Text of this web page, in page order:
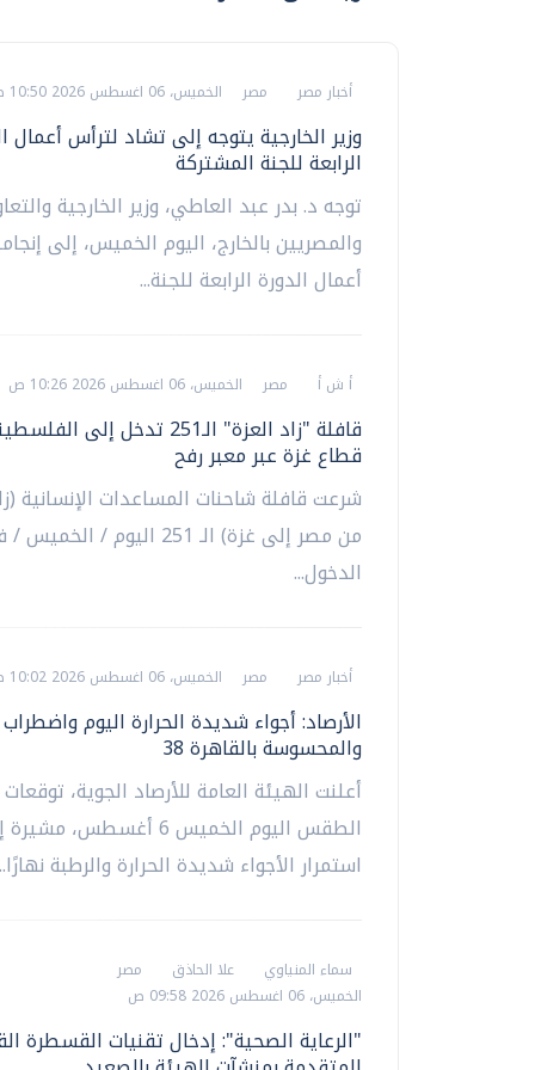
أخبار مصر مصر الخميس، 06 اغسطس 2026 10:50 ص
وزير الخارجية يتوجه إلى تشاد لترأس أعمال
الرابعة للجنة المشتركة
توجه د. بدر عبد العاطي، وزير الخارجية
والمصريين بالخارج، اليوم الخميس، إلى
أعمال الدورة الرابعة للجنة...
أ ش أ مصر الخميس، 06 اغسطس 2026 10:26 ص
قافلة "زاد العزة" الـ251 تدخل
قطاع غزة عبر معبر رفح
شرعت قافلة شاحنات المساعدات الإنسانية
من مصر إلى غزة) الـ 251 اليوم /
الدخول...
أخبار مصر مصر الخميس، 06 اغسطس 2026 10:02 ص
الأرصاد: أجواء شديدة الحرارة اليوم واضطراب
والمحسوسة بالقاهرة 38
أعلنت الهيئة العامة للأرصاد الجوية،
الطقس اليوم الخميس 6 أغسطس،
استمرار الأجواء شديدة الحرارة والرطبة
سماء المنياوي علا الحاذق
مصر
الخميس، 06 اغسطس 2026 09:58 ص
"الرعاية الصحية": إدخال تقنيات القسطرة